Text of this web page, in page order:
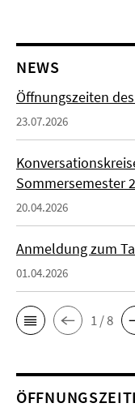
NEWS
Öffnungszeiten
23.07.2026
Sommersemester
20.04.2026
Anmeldung zum
01.04.2026
1 / 8